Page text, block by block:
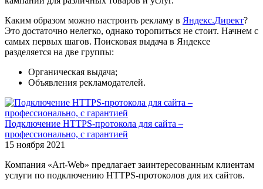
Каким образом можно настроить рекламу в Яндекс.Директ?
Это достаточно нелегко, однако торопиться не стоит. Начнем с
самых первых шагов. Поисковая выдача в Яндексе
разделяется на две группы:
Органическая выдача;
Объявления рекламодателей.
Подключение HTTPS-протокола для сайта –
профессионально, с гарантией
15 ноября 2021
Компания «Art-Web» предлагает заинтересованным клиентам
услуги по подключению HTTPS-протоколов для их сайтов.